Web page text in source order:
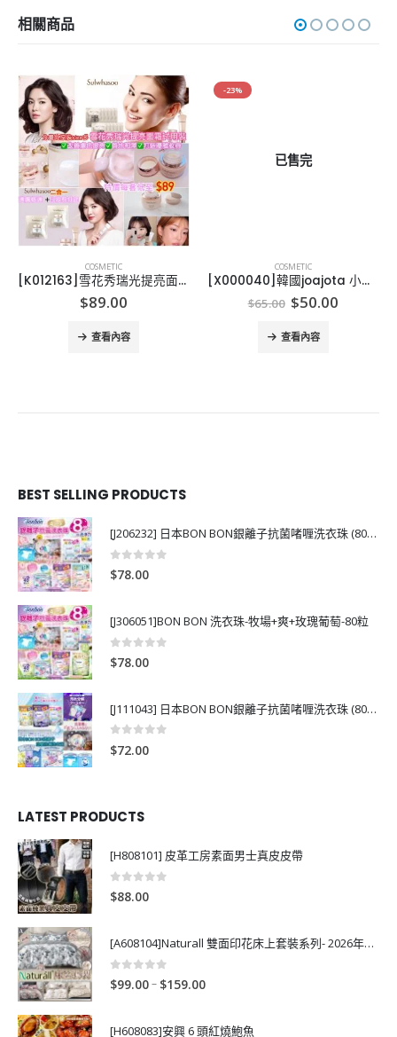
相關商品
COSMETIC
[K012163]雪花秀瑞光提亮面霜-60片
$89.00
查看內容
-23%
已售完
COSMETIC
[X000040]韓國joajota 小白管氧氣洗面奶-2支
$65.00 Original
price
was:
$65.00.
$50.00
查看內容
BEST SELLING PRODUCTS
[J206232] 日本BON BON銀離子抗菌啫喱洗衣珠 (80粒)
0out of 5
$78.00
[J306051]BON BON 洗衣珠-牧場+爽+玫瑰葡萄-80粒
0
$78.00
[J111043] 日本BON BON銀離子抗菌啫喱洗衣珠 (80粒)
0
$72.00
LATEST PRODUCTS
[H808101] 皮革工房素面男士真皮皮帶
0 out of 5
$88.00
[A608104]Naturall 雙面印花床上套裝系列- 2026年秋季新款
0 out of 5
$99.00– $159.00P
[H608083]安興 6 頭紅燒鮑魚